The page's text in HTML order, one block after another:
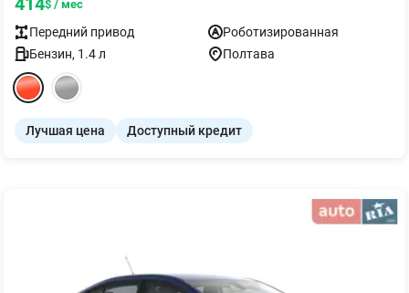
$ / мес
Передний привод
Роботизированная
Бензин, 1.4л Полтава
Лучшая цена Доступный кредит